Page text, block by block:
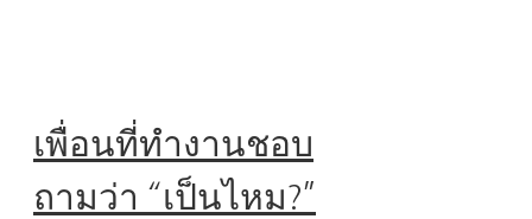
เพื่อนที่ทำงานชอบ
ถามว่า “เป็นไหม?”